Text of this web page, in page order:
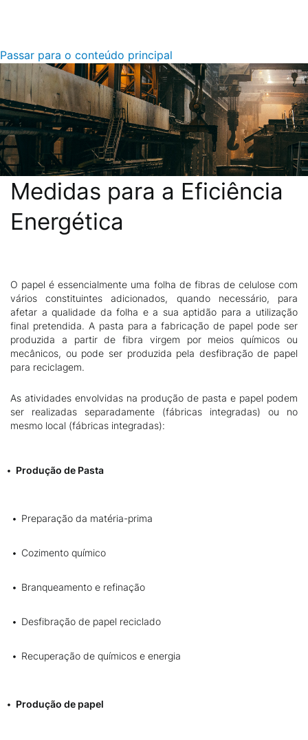
Passar para o conteúdo principal
Medidas para a Eficiência
Energética
Descrição
O papel é essencialmente uma folha de fibras de celulose com
vários constituintes adicionados, quando necessário, para
afetar a qualidade da folha e a sua aptidão para a utilização
final pretendida. A pasta para a fabricação de papel pode ser
produzida a partir de fibra virgem por meios químicos ou
mecânicos, ou pode ser produzida pela desfibração de papel
para reciclagem.
As atividades envolvidas na produção de pasta e papel podem
ser realizadas separadamente (fábricas integradas) ou no
mesmo local (fábricas integradas):
Produção de Pasta
Preparação da matéria-prima
Cozimento químico
Branqueamento e refinação
Desfibração de papel reciclado
Recuperação de químicos e energia
Produção de papel